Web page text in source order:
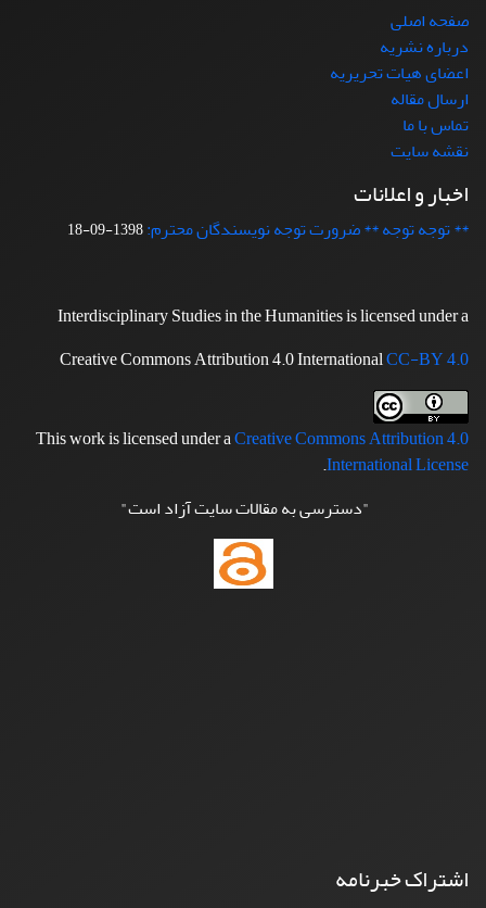
صفحه اصلی
درباره نشریه
اعضای هیات تحریریه
ارسال مقاله
تماس با ما
نقشه سایت
اخبار و اعلانات
** توجه توجه ** ضرورت توجه نویسندگان محترم:1398-09-18
Interdisciplinary Studies in the Humanities is licensed under a
Creative Commons Attribution 4.0 InternationalCC-BY 4.0
This work is licensed under aCreative Commons Attribution 4.0
International License
.
"دسترسی به مقالات سایت آزاد است"
اشتراک خبرنامه